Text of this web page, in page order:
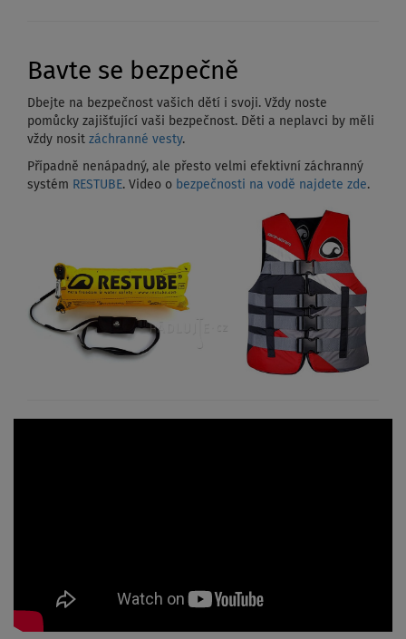
Bavte se bezpečně
Dbejte na bezpečnost vašich dětí i svoji. Vždy noste
pomůcky zajišťující vaši bezpečnost. Děti a neplavci by měli
vždy nosit záchranné vesty.
Případně nenápadný, ale přesto velmi efektivní záchranný
systém RESTUBE. Video o bezpečnosti na vodě najdete zde.